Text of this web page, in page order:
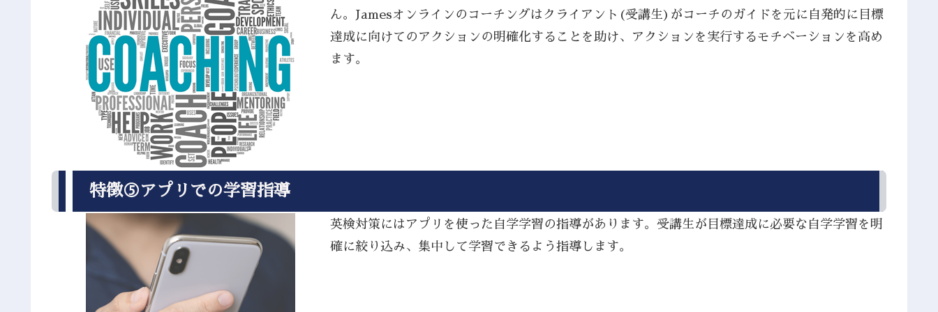
ん。Jamesオンラインのコーチングはクライアント(受講生)がコーチのガイドを元に自発的に目標
達成に向けてのアクションの明確化することを助け、アクションを実行するモチベーションを高め
ます。
特徴⑤アプリでの学習指導
英検対策にはアプリを使った自学学習の指導があります。受講生が目標達成に必要な自学学習を明
確に絞り込み、集中して学習できるよう指導します。